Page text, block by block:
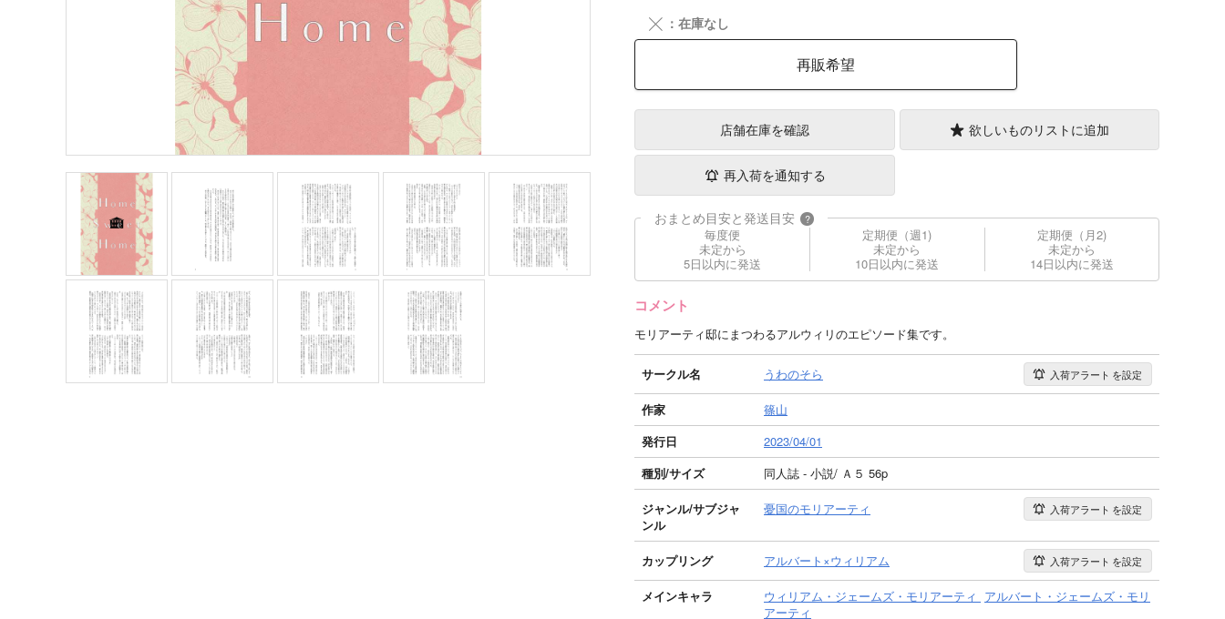
╳ ：在庫なし
再販希望
店舗在庫を確認 欲しいものリストに追加
再入荷を通知する
おまとめ目安と発送目安 ?
毎度便
未定から
5日以内に発送
定期便（週1)
未定から
10日以内に発送
定期便（月2)
未定から
14日以内に発送
コメント
モリアーティ邸にまつわるアルウィリのエピソード集です。
サークル名 うわのそら 入荷アラート を設定
作家
篠山
発行日
2023/04/01
種別/サイズ
同人誌 - 小説/ Ａ５ 56p
ジャンル/サブジャ
ンル
憂国のモリアーティ 入荷アラート を設定
カップリング アルバート×ウィリアム 入荷アラート を設定
メインキャラ ウィリアム・ジェームズ・モリアーティ アルバート・ジェームズ・モリ
アーティ